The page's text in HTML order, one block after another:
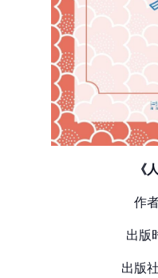
《
作
出版
出版